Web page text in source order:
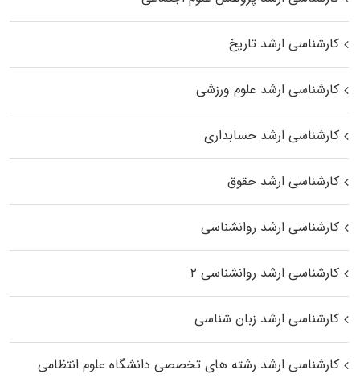
کارشناسی ارشد تاریخ
کارشناسی ارشد علوم ورزشی
کارشناسی ارشد حسابداری
کارشناسی ارشد حقوق
کارشناسی ارشد روانشناسی
کارشناسی ارشد روانشناسی ۲
کارشناسی ارشد زبان شناسی
کارشناسی ارشد رﺷﺘﻪ ﻫﺎی تخصصی داﻧﺸﮕﺎه ﻋﻠﻮم انتظامی